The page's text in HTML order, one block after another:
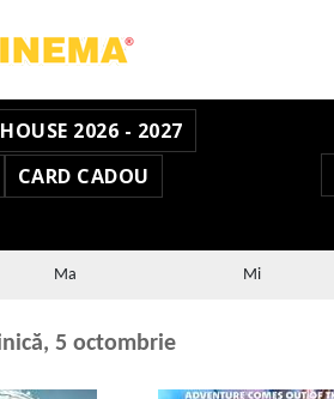
2026 - 2027
CARD CADOU
Ma Mi
5 octombrie